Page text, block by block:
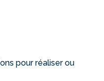
pour réaliser ou